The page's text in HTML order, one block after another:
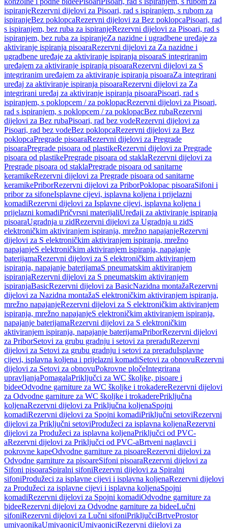
ispiranjeRezervni dijelovi za Pisoari, rad s ispiranjem, s rubom za
ispiranjeBez poklopcaRezervni dijelovi za Bez poklopcaPisoari, rad
s ispiranjem, bez ruba za ispiranjeRezervni dijelovi za Pisoari, rad s
ispiranjem, bez ruba za ispiranjeZa nazidne i ugradbene uređaje za
aktiviranje ispiranja pisoaraRezervni dijelovi za Za nazidne i
ugradbene uređaje za aktiviranje ispiranja pisoaraS integriranim
uređajem za aktiviranje ispiranja pisoaraRezervni dijelovi za S
integriranim uređajem za aktiviranje ispiranja pisoaraZa integrirani
uređaj za aktiviranje ispiranja pisoaraRezervni dijelovi za Za
integrirani uređaj za aktiviranje ispiranja pisoaraPisoari, rad s
ispiranjem, s poklopcem / za poklopacRezervni dijelovi za Pisoari,
rad s ispiranjem, s poklopcem / za poklopacBez rubaRezervni
dijelovi za Bez rubaPisoari, rad bez vodeRezervni dijelovi za
Pisoari, rad bez vodeBez poklopcaRezervni dijelovi za Bez
poklopcaPregrade pisoaraRezervni dijelovi za Pregrade
pisoaraPregrade pisoara od plastikeRezervni dijelovi za Pregrade
pisoara od plastikePregrade pisoara od staklaRezervni dijelovi za
Pregrade pisoara od staklaPregrade pisoara od sanitarne
keramikeRezervni dijelovi za Pregrade pisoara od sanitarne
keramikePriborRezervni dijelovi za PriborPoklopac pisoaraSifoni i
pribor za sifoneIsplavne cijevi, isplavna koljena i prijelazni
komadiRezervni dijelovi za Isplavne cijevi, isplavna koljena i
prijelazni komadiPričvrsni materijaliUređaji za aktiviranje ispiranja
pisoaraUgradnja u zidRezervni dijelovi za Ugradnja u zidS
elektroničkim aktiviranjem ispiranja, mrežno napajanjeRezervni
dijelovi za S elektroničkim aktiviranjem ispiranja, mrežno
napajanjeS elektroničkim aktiviranjem ispiranja, napajanje
baterijamaRezervni dijelovi za S elektroničkim aktiviranjem
ispiranja, napajanje baterijamaS pneumatskim aktiviranjem
ispiranjaRezervni dijelovi za S pneumatskim aktiviranjem
ispiranjaBasicRezervni dijelovi za BasicNazidna montažaRezervni
dijelovi za Nazidna montažaS elektroničkim aktiviranjem ispiranja,
mrežno napajanjeRezervni dijelovi za S elektroničkim aktiviranjem
ispiranja, mrežno napajanjeS elektroničkim aktiviranjem ispiranja,
napajanje baterijamaRezervni dijelovi za S elektroničkim
aktiviranjem ispiranja, napajanje baterijamaPriborRezervni dijelovi
za PriborSetovi za grubu gradnju i setovi za preraduRezervni
dijelovi za Setovi za grubu gradnju i setovi za preraduIsplavne
cijevi, isplavna koljena i prijelazni komadiSetovi za obnovuRezervni
dijelovi za Setovi za obnovuPokrovne pločeIntegrirana
upravljanjaPomagalaPriključci za WC školjke, pisoare i
bideeOdvodne garniture za WC školjke i trokadereRezervni dijelovi
za Odvodne garniture za WC školjke i trokaderePriključna
koljenaRezervni dijelovi za Priključna koljenaSpojni
komadiRezervni dijelovi za Spojni komadiPriključni setoviRezervni
dijelovi za Priključni setoviProdužeci za isplavna koljenaRezervni
dijelovi za Produžeci za isplavna koljenaPriključci od PVC-
aRezervni dijelovi za Priključci od PVC-aBrtveni naglavci i
pokrovne kapeOdvodne garniture za pisoareRezervni dijelovi za
Odvodne garniture za pisoareSifoni pisoaraRezervni dijelovi za
Sifoni pisoaraSpiralni sifoniRezervni dijelovi za Spiralni
sifoniProdužeci za isplavne cijevi i isplavna koljenaRezervni dijelovi
za Produžeci za isplavne cijevi i isplavna koljenaSpojni
komadiRezervni dijelovi za Spojni komadiOdvodne garniture za
bideeRezervni dijelovi za Odvodne garniture za bideeLučni
sifoniRezervni dijelovi za Lučni sifoniPriključciBrtveProstor
umivaonikaUmivaoniciUmivaoniciRezervni dijelovi za